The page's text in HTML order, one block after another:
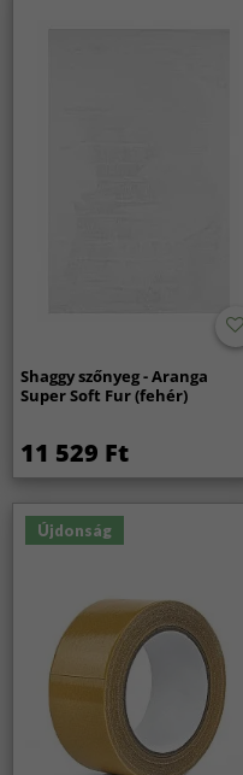
Shaggy szőnyeg - Aranga
Super Soft Fur (fehér)
11 529 Ft
Újdonság